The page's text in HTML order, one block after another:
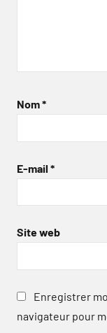
Nom*
E-mail *
Site web
Enregistrer
navigateur pour